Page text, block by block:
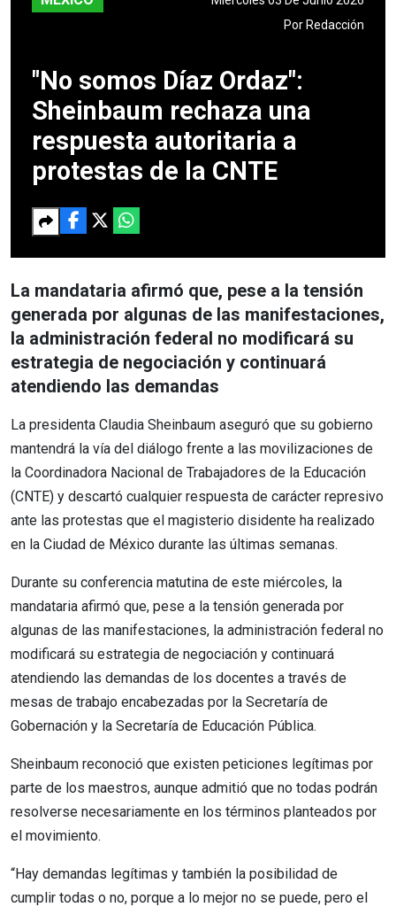
Por Redacción
"No somos Díaz Ordaz":
Sheinbaum rechaza una
respuesta autoritaria a
protestas de la CNTE
La mandataria afirmó que, pese a la tensión
generada por algunas de las manifestaciones,
la administración federal no modificará su
estrategia de negociación y continuará
atendiendo las demandas
La presidenta Claudia Sheinbaum aseguró que su gobierno
mantendrá la vía del diálogo frente a las movilizaciones de
la Coordinadora Nacional de Trabajadores de la Educación
(CNTE) y descartó cualquier respuesta de carácter represivo
ante las protestas que el magisterio disidente ha realizado
en la Ciudad de México durante las últimas semanas.
Durante su conferencia matutina de este miércoles, la
mandataria afirmó que, pese a la tensión generada por
algunas de las manifestaciones, la administración federal no
modificará su estrategia de negociación y continuará
atendiendo las demandas de los docentes a través de
mesas de trabajo encabezadas por la Secretaría de
Gobernación y la Secretaría de Educación Pública.
Sheinbaum reconoció que existen peticiones legítimas por
parte de los maestros, aunque admitió que no todas podrán
resolverse necesariamente en los términos planteados por
el movimiento.
“Hay demandas legítimas y también la posibilidad de
cumplir todas o no, porque a lo mejor no se puede, pero el